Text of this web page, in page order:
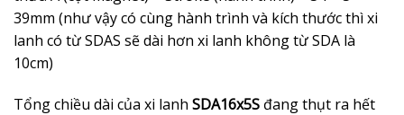
39mm (như vậy có cùng hành trình và kích thước thì xi
lanh có từ SDAS sẽ dài hơn xi lanh không từ SDA là
10cm)
Tổng chiều dài của xi lanh SDA16x5S đang thụt ra hết